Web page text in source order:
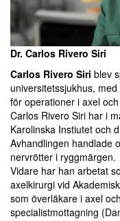
Dr. Carlos Rivero Siri
Carlos Rivero Siri blev
universitetssjukhus,
för operationer i axel
Carlos Rivero Siri har i
Karolinska Instiutet och
Avhandlingen handlade
nervrötter i ryggmärgen.
Vidare har han arbetat
axelkirurgi vid
som överläkare i axel
specialistmottagning